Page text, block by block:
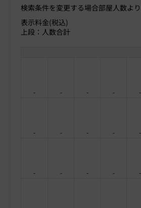
検索条件を変更する場合部屋人数より
表示料金(税込)
上段：人数合計
- - - - -
- - - - -
- - - - -